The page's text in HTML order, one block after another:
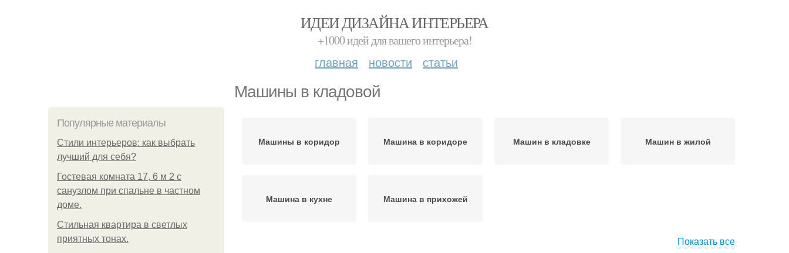
ИДЕИ ДИЗАЙНА ИНТЕРЬЕРА
+1000 идей для вашего интерьера!
главная новости статьи
Машины в кладовой
Популярные материалы
Стили интерьеров: как выбрать
лучший для себя?
Гостевая комната 17, 6 м 2 с
санузлом при спальне в частном
доме.
Стильная квартира в светлых
приятных тонах.
Машины в коридор Машина в коридоре Машин в кладовке Машин в жилой
Машина в кухне Машина в прихожей
Показать все